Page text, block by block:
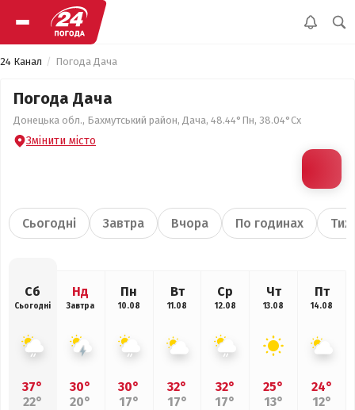
24 Канал Погода Дача
Погода Дача
Донецька обл., Бахмутський район, Дача, 48.44°Пн, 38.04°Сх
Змінити місто
Сьогодні Завтра Вчора По годинах
Сб
Сьогодні
37°
22°
Нд
Завтра
30°
20°
Пн
10.08
30°
17°
Вт
11.08
32°
17°
Ср
12.08
32°
17°
Чт
13.08
25°
13°
Пт
14.08
24°
12°